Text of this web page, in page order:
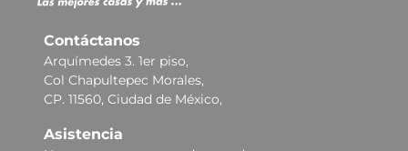
Contáctanos
Arquímedes 3. 1er piso,
Col Chapultepec Morales,
CP. 11560, Ciudad de México,
Asistencia